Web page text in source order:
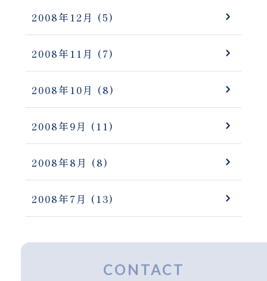
2008年12月 (5)
2008年11月 (7)
2008年10月 (8)
2008年9月 (11)
2008年8月 (8)
2008年7月 (13)
CONTACT